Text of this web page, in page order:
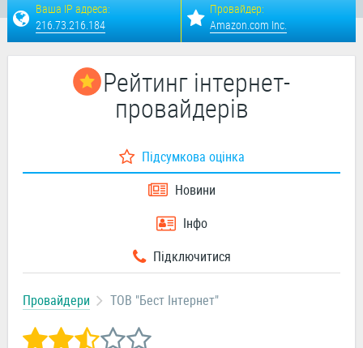
Ваша IP адреса:
216.73.216.184
Провайдер:
Amazon.com Inc.
Рейтинг інтернет-
провайдерів
Підсумкова оцінка
Новини
Інфо
Підключитися
Провайдери ТОВ "Бест Інтернет"